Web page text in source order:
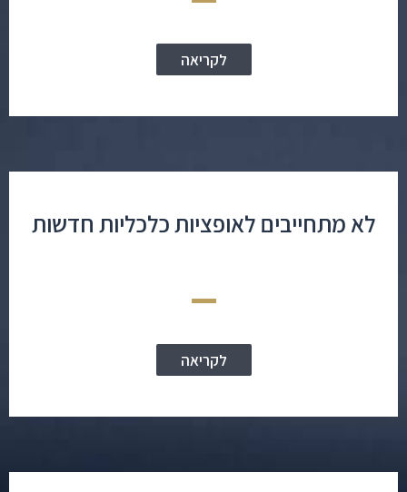
לקריאה
לא מתחייבים לאופציות כלכליות חדשות
לקריאה